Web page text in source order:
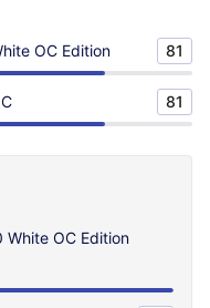
OC Edition 81
81
White OC Edition